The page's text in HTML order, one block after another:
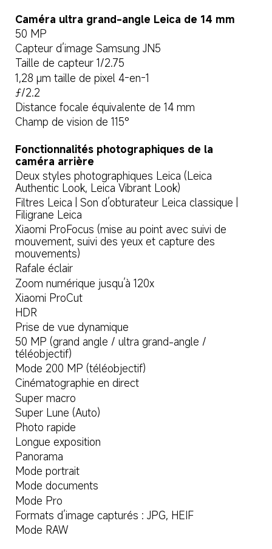
Caméra ultra grand-angle Leica de 14 mm
50 MP
Capteur d’image Samsung JN5
Taille de capteur 1/2.75
1,28 μm taille de pixel 4-en-1
ƒ/2.2
Distance focale équivalente de 14 mm
Champ de vision de 115°
Fonctionnalités photographiques de la
caméra arrière
Deux styles photographiques Leica (Leica
Authentic Look, Leica Vibrant Look)
Filtres Leica | Son d’obturateur Leica classique |
Filigrane Leica
Xiaomi ProFocus (mise au point avec suivi de
mouvement, suivi des yeux et capture des
mouvements)
Rafale éclair
Zoom numérique jusqu’à 120x
Xiaomi ProCut
HDR
Prise de vue dynamique
50 MP (grand angle / ultra grand-angle /
téléobjectif)
Mode 200 MP (téléobjectif)
Cinématographie en direct
Super macro
Super Lune (Auto)
Photo rapide
Longue exposition
Panorama
Mode portrait
Mode documents
Mode Pro
Formats d’image capturés : JPG, HEIF
Mode RAW